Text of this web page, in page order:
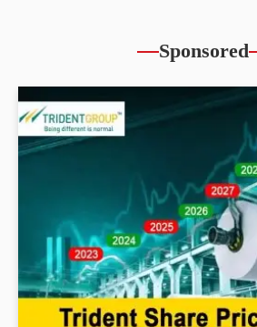
Sponsored